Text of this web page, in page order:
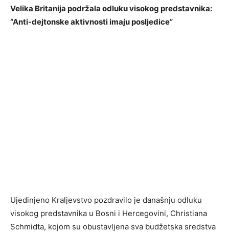
Velika Britanija podržala odluku visokog predstavnika:
“Anti-dejtonske aktivnosti imaju posljedice”
Ujedinjeno Kraljevstvo pozdravilo je današnju odluku
visokog predstavnika u Bosni i Hercegovini, Christiana
Schmidta, kojom su obustavljena sva budžetska sredstva